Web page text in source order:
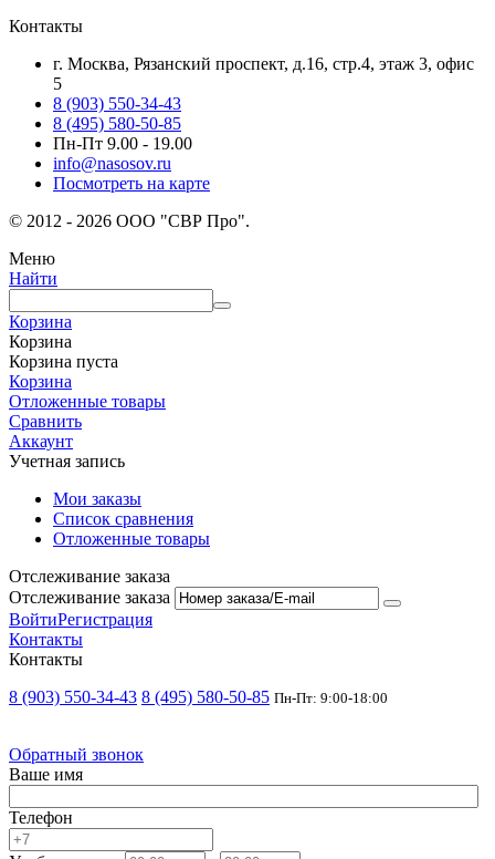
Контакты
г. Москва, Рязанский проспект, д.16, стр.4, этаж 3, офис
5
8 (903) 550-34-43
8 (495) 580-50-85
Пн-Пт 9.00 - 19.00
info@nasosov.ru
Посмотреть на карте
© 2012 - 2026 ООО "СВР Про".
Меню
Найти
Корзина
Корзина
Корзина пуста
Корзина
Отложенные товары
Сравнить
Аккаунт
Учетная запись
Мои заказы
Список сравнения
Отложенные товары
Отслеживание заказа
Отслеживание заказа
ВойтиРегистрация
Контакты
Контакты
8 (903) 550-34-43 8 (495) 580-50-85 Пн-Пт: 9:00-18:00
Обратный звонок
Ваше имя
Телефон